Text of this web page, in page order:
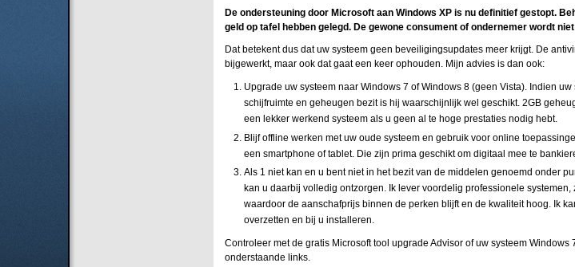
De ondersteuning door Microsoft aan Windows XP is nu definitief gestopt.
geld op tafel hebben gelegd. De gewone consument of ondernemer wordt
Dat betekent dus dat uw systeem geen beveiligingsupdates meer krijgt. De
bijgewerkt, maar ook dat gaat een keer ophouden. Mijn advies is dan ook:
Upgrade uw systeem naar Windows 7 of Windows 8 (geen Vista). Indien
schijfruimte en geheugen bezit is hij waarschijnlijk wel geschikt. 2GB
een lekker werkend systeem als u geen al te hoge prestaties nodig hebt.
Blijf offline werken met uw oude systeem en gebruik voor online
een smartphone of tablet. Die zijn prima geschikt om digitaal mee te
Als 1 niet kan en u bent niet in het bezit van de middelen genoemd onder
kan u daarbij volledig ontzorgen. Ik lever voordelig professionele
waardoor de aanschafprijs binnen de perken blijft en de kwaliteit hoog. Ik
overzetten en bij u installeren.
Controleer met de gratis Microsoft tool upgrade Advisor of uw systeem Windows
onderstaande links.